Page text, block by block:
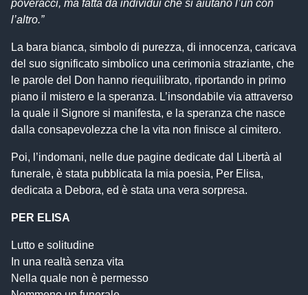
poveracci, ma fatta da individui che si aiutano l’un con
l’altro.”
La bara bianca, simbolo di purezza, di innocenza, caricava
del suo significato simbolico una cerimonia straziante, che
le parole del Don hanno riequilibrato, riportando in primo
piano il mistero e la speranza. L’insondabile via attraverso
la quale il Signore si manifesta, e la speranza che nasce
dalla consapevolezza che la vita non finisce al cimitero.
Poi, l’indomani, nelle due pagine dedicate dal Libertà al
funerale, è stata pubblicata la mia poesia, Per Elisa,
dedicata a Debora, ed è stata una vera sorpresa.
PER ELISA
Lutto e solitudine
In una realtà senza vita
Nella quale non è permesso